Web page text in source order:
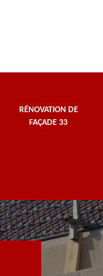
RÉNOVATION DE
FAÇADE 33